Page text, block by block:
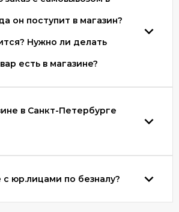
он поступит в магазин?
Нужно ли делать
есть в магазине?
в Санкт-Петербурге
юр.лицами по безналу?